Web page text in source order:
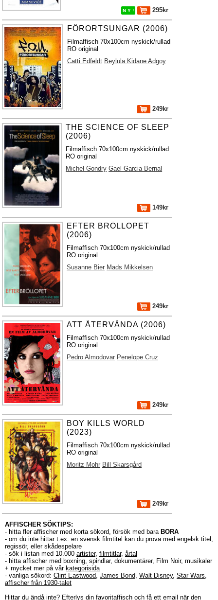
N Y ! 295kr
FÖRORTSUNGAR (2006)
Filmaffisch 70x100cm nyskick/rullad
RO original
Catti Edfeldt Beylula Kidane Adgoy
249kr
THE SCIENCE OF SLEEP
(2006)
Filmaffisch 70x100cm nyskick/rullad
RO original
Michel Gondry Gael Garcia Bernal
149kr
EFTER BRÖLLOPET
(2006)
Filmaffisch 70x100cm nyskick/rullad
RO original
Susanne Bier Mads Mikkelsen
249kr
ATT ÅTERVÄNDA (2006)
Filmaffisch 70x100cm nyskick/rullad
RO original
Pedro Almodovar Penelope Cruz
249kr
BOY KILLS WORLD
(2023)
Filmaffisch 70x100cm nyskick/rullad
RO original
Moritz Mohr Bill Skarsgård
249kr
AFFISCHER SÖKTIPS:
- hitta fler affischer med korta sökord, försök med bara BORA
- om du inte hittar t.ex. en svensk filmtitel kan du prova med engelsk titel,
regissör, eller skådespelare
- sök i listan med 10.000 artister, filmtitlar, årtal
- hitta affischer med boxning, spindlar, dokumentärer, Film Noir, musikaler
+ mycket mer på vår kategorisida
- vanliga sökord: Clint Eastwood, James Bond, Walt Disney, Star Wars,
affischer från 1930-talet
Hittar du ändå inte? Efterlys din favoritaffisch och få ett email när den